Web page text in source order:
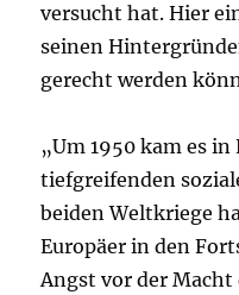
versucht hat. Hier
seinen
gerecht werden
„Um 1950 kam es
tiefgreifenden
beiden Weltkriege
Europäer in den
Angst vor der Macht